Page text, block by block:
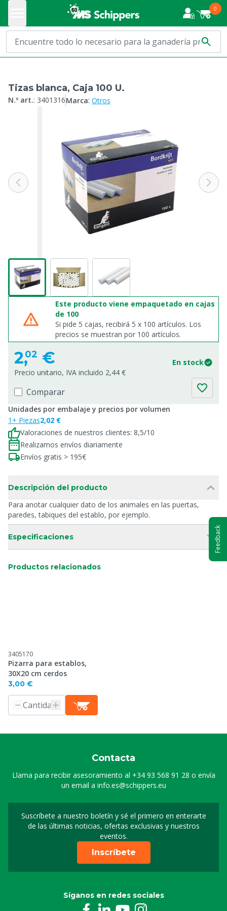
0
Tizas blanca, Caja 100 U.
N.º art.: 3401316Marca: Otros
Este producto viene empaquetado en cajas
de 100
Si pide 5 cajas, recibirá 5 x 100 artículos. Los
precios se muestran por 100 artículos.
2,02 €
En stock
Precio unitario, IVA incluido 2,44 €
Comparar
Unidades por embalaje y precios por volumen
1+ Piezas2,02 €
Valoraciones de nuestros clientes: 8,5/10
Realizamos envíos diariamente
Envíos gratis > 195€
Descripción del producto
Para anotar cualquier dato de los animales en las puertas,
paredes, tabiques del establo, por ejemplo.
Especificaciones
Productos relacionados
3405170
Pizarra para establos,
30X20 cm cerdos
3,00 €
Contacta
Llama para recibir asesoramiento al +34 93 568 91 28 o envía
un email a info.es@schippers.eu
Suscríbete a nuestro boletín y sé el primero en enterarte
de las últimas noticias, ofertas exclusivas y nuestros
eventos.
Suscripción a nuestro
Inscríbete
Síganos en redes sociales
Feedback